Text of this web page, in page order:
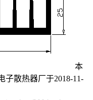
本
子散热器厂于2018-11-